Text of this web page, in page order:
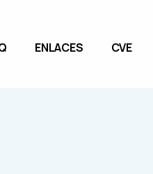
ENLACES CVE